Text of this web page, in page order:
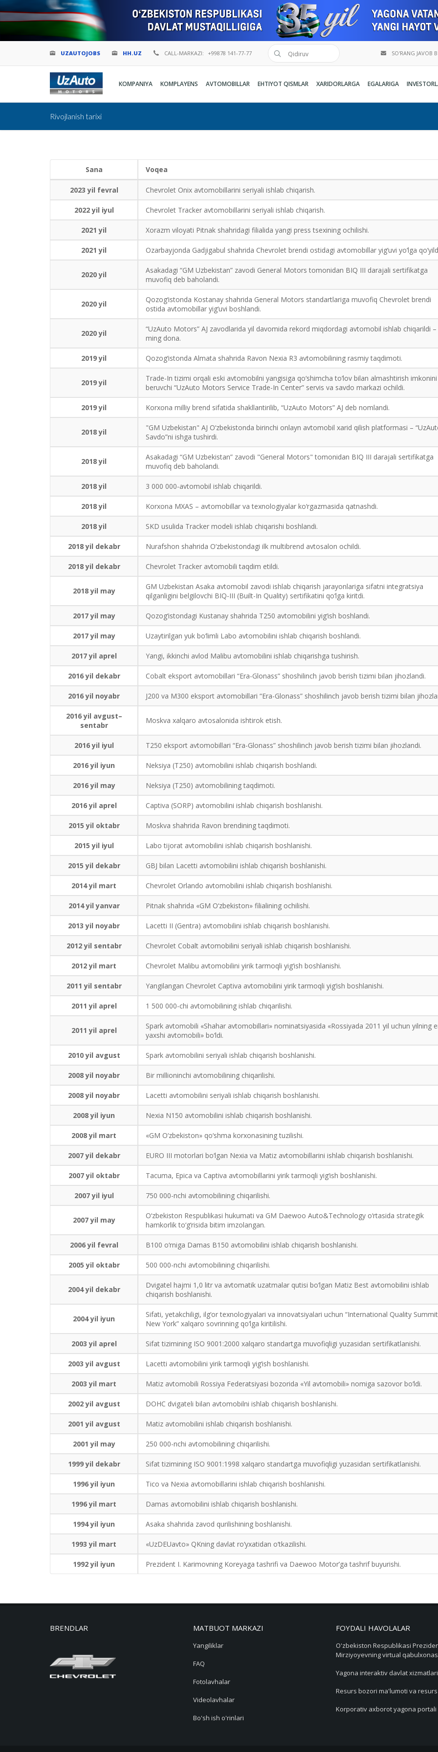
UZAUTOJOBS HH.UZ CALL-MARKAZI: +99878 141-77-77 SO'RANG JAVOB
KOMPANIYA KOMPLAYENS AVTOMOBILLAR EHTIYOT QISMLAR XARIDORLARGA EGALARIGA
Rivojlanish tarixi
Sana Voqea
2023 yil fevral Chevrolet Onix avtomobillarini seriyali ishlab chiqarish.
2022 yil iyul Chevrolet Tracker avtomobillarini seriyali ishlab chiqarish.
2021 yil Xorazm viloyati Pitnak shahridagi filialida yangi press tsexining ochilishi.
2021 yil Ozarbayjonda Gadjigabul shahrida Chevrolet brendi ostidagi avtomobillar yig‘uvi yo‘lga
2020 yil
Asakadagi “GM Uzbekistan” zavodi General Motors tomonidan BIQ III darajali sertifikatga
muvofiq deb baholandi.
2020 yil
Qozog‘istonda Kostanay shahrida General Motors standartlariga muvofiq Chevrolet brendi
ostida avtomobillar yig‘uvi boshlandi.
2020 yil
“UzAuto Motors” AJ zavodlarida yil davomida rekord miqdordagi avtomobil ishlab chiqarildi
ming dona.
2019 yil Qozog‘istonda Almata shahrida Ravon Nexia R3 avtomobilining rasmiy taqdimoti.
2019 yil
Trade-In tizimi orqali eski avtomobilni yangisiga qo‘shimcha to‘lov bilan almashtirish imkonini
beruvchi “UzAuto Motors Service Trade-In Center” servis va savdo markazi ochildi.
2019 yil Korxona milliy brend sifatida shakllantirilib, “UzAuto Motors” AJ deb nomlandi.
2018 yil
"GM Uzbekistan" AJ O‘zbekistonda birinchi onlayn avtomobil xarid qilish platformasi –
Savdo”ni ishga tushirdi.
2018 yil
Asakadagi “GM Uzbekistan” zavodi "General Motors" tomonidan BIQ III darajali sertifikatga
muvofiq deb baholandi.
2018 yil 3 000 000-avtomobil ishlab chiqarildi.
2018 yil Korxona MXAS – avtomobillar va texnologiyalar ko‘rgazmasida qatnashdi.
2018 yil SKD usulida Tracker modeli ishlab chiqarishi boshlandi.
2018 yil dekabr Nurafshon shahrida O‘zbekistondagi ilk multibrend avtosalon ochildi.
2018 yil dekabr Chevrolet Tracker avtomobili taqdim etildi.
2018 yil may
GM Uzbekistan Asaka avtomobil zavodi ishlab chiqarish jarayonlariga sifatni integratsiya
qilganligini belgilovchi BIQ-III (Built-In Quality) sertifikatini qo‘lga kiritdi.
2017 yil may Qozog‘istondagi Kustanay shahrida T250 avtomobilini yig‘ish boshlandi.
2017 yil may Uzaytirilgan yuk bo‘limli Labo avtomobilini ishlab chiqarish boshlandi.
2017 yil aprel Yangi, ikkinchi avlod Malibu avtomobilini ishlab chiqarishga tushirish.
2016 yil dekabr Cobalt eksport avtomobillari “Era-Glonass” shoshilinch javob berish tizimi bilan jihozlandi.
2016 yil noyabr J200 va M300 eksport avtomobillari “Era-Glonass” shoshilinch javob berish tizimi bilan
2016 yil avgust–
sentabr
Moskva xalqaro avtosalonida ishtirok etish.
2016 yil iyul T250 eksport avtomobillari “Era-Glonass” shoshilinch javob berish tizimi bilan jihozlandi.
2016 yil iyun Neksiya (T250) avtomobilini ishlab chiqarish boshlandi.
2016 yil may Neksiya (T250) avtomobilining taqdimoti.
2016 yil aprel Captiva (SORP) avtomobilini ishlab chiqarish boshlanishi.
2015 yil oktabr Moskva shahrida Ravon brendining taqdimoti.
2015 yil iyul Labo tijorat avtomobilini ishlab chiqarish boshlanishi.
2015 yil dekabr GBJ bilan Lacetti avtomobilini ishlab chiqarish boshlanishi.
2014 yil mart Chevrolet Orlando avtomobilini ishlab chiqarish boshlanishi.
2014 yil yanvar Pitnak shahrida «GM O‘zbekiston» filialining ochilishi.
2013 yil noyabr Lacetti II (Gentra) avtomobilini ishlab chiqarish boshlanishi.
2012 yil sentabr Chevrolet Cobalt avtomobilini seriyali ishlab chiqarish boshlanishi.
2012 yil mart Chevrolet Malibu avtomobilini yirik tarmoqli yig‘ish boshlanishi.
2011 yil sentabr Yangilangan Chevrolet Captiva avtomobilini yirik tarmoqli yig‘ish boshlanishi.
2011 yil aprel 1 500 000-chi avtomobilining ishlab chiqarilishi.
2011 yil aprel
Spark avtomobili «Shahar avtomobillari» nominatsiyasida «Rossiyada 2011 yil uchun yilning
yaxshi avtomobili» bo‘ldi.
2010 yil avgust Spark avtomobilini seriyali ishlab chiqarish boshlanishi.
2008 yil noyabr Bir millioninchi avtomobilining chiqarilishi.
2008 yil noyabr Lacetti avtomobilini seriyali ishlab chiqarish boshlanishi.
2008 yil iyun Nexia N150 avtomobilini ishlab chiqarish boshlanishi.
2008 yil mart «GM O‘zbekiston» qo‘shma korxonasining tuzilishi.
2007 yil dekabr EURO III motorlari bo‘lgan Nexia va Matiz avtomobillarini ishlab chiqarish boshlanishi.
2007 yil oktabr Tacuma, Epica va Captiva avtomobillarini yirik tarmoqli yig‘ish boshlanishi.
2007 yil iyul 750 000-nchi avtomobilining chiqarilishi.
2007 yil may
O‘zbekiston Respublikasi hukumati va GM Daewoo Auto&Technology o‘rtasida strategik
hamkorlik to‘g‘risida bitim imzolangan.
2006 yil fevral B100 o‘rniga Damas B150 avtomobilini ishlab chiqarish boshlanishi.
2005 yil oktabr 500 000-nchi avtomobilining chiqarilishi.
2004 yil dekabr
Dvigatel hajmi 1,0 litr va avtomatik uzatmalar qutisi bo‘lgan Matiz Best avtomobilini ishlab
chiqarish boshlanishi.
2004 yil iyun
Sifati, yetakchiligi, ilg‘or texnologiyalari va innovatsiyalari uchun “International Quality
New York” xalqaro sovrinning qo‘lga kiritilishi.
2003 yil aprel Sifat tizimining ISO 9001:2000 xalqaro standartga muvofiqligi yuzasidan sertifikatlanishi.
2003 yil avgust Lacetti avtomobilini yirik tarmoqli yig‘ish boshlanishi.
2003 yil mart Matiz avtomobili Rossiya Federatsiyasi bozorida «Yil avtomobili» nomiga sazovor bo‘ldi.
2002 yil avgust DOHC dvigateli bilan avtomobilni ishlab chiqarish boshlanishi.
2001 yil avgust Matiz avtomobilini ishlab chiqarish boshlanishi.
2001 yil may 250 000-nchi avtomobilining chiqarilishi.
1999 yil dekabr Sifat tizimining ISO 9001:1998 xalqaro standartga muvofiqligi yuzasidan sertifikatlanishi.
1996 yil iyun Tico va Nexia avtomobillarini ishlab chiqarish boshlanishi.
1996 yil mart Damas avtomobilini ishlab chiqarish boshlanishi.
1994 yil iyun Asaka shahrida zavod qurilishining boshlanishi.
1993 yil mart «UzDEUavto» QKning davlat ro‘yxatidan o‘tkazilishi.
1992 yil iyun Prezident I. Karimovning Koreyaga tashrifi va Daewoo Motor’ga tashrif buyurishi.
BRENDLAR MATBUOT MARKAZI
Yangiliklar
FAQ
Fotolavhalar
Videolavhalar
Bo'sh ish o'rinlari
FOYDALI HAVOLALAR
O'zbekiston Respublikasi
Mirziyoyevning virtual
Yagona interaktiv davlat
Resurs bozori ma'lumoti va
Korporativ axborot yagona portali